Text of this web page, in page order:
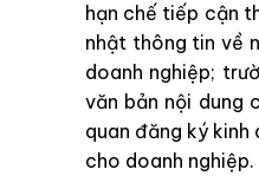
hạn chế tiếp cận
nhật thông tin về
doanh nghiệp;
văn bản nội dung
quan đăng ký
cho doanh nghiệp.